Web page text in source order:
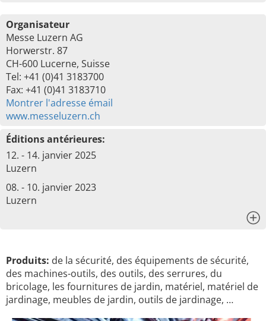
Organisateur
Messe Luzern AG
Horwerstr. 87
CH-600 Lucerne, Suisse
Tel: +41 (0)41 3183700
Fax: +41 (0)41 3183710
Montrer l'adresse émail
www.messeluzern.ch
Éditions antérieures:
12. - 14. janvier 2025
Luzern
08. - 10. janvier 2023
Luzern
Produits: de la sécurité, des équipements de sécurité,
des machines-outils, des outils, des serrures, du
bricolage, les fournitures de jardin, matériel, matériel de
jardinage, meubles de jardin, outils de jardinage, …